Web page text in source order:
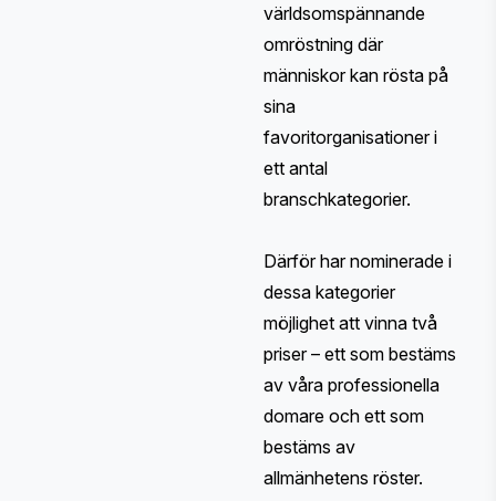
världsomspännande
omröstning där
människor kan rösta på
sina
favoritorganisationer i
ett antal
branschkategorier.
Därför har nominerade i
dessa kategorier
möjlighet att vinna två
priser – ett som bestäms
av våra professionella
domare och ett som
bestäms av
allmänhetens röster.